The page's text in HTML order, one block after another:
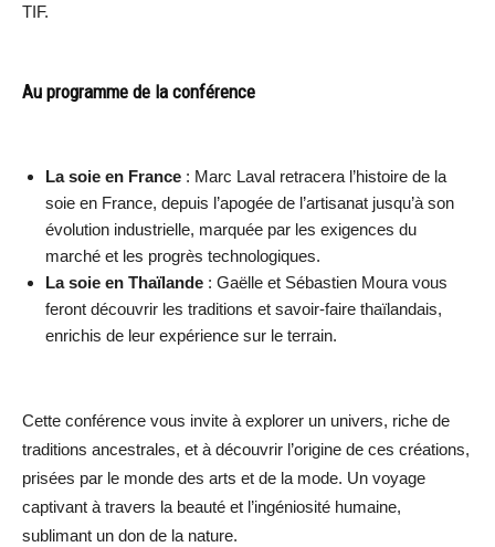
TIF.
Au programme de la conférence
La soie en France : Marc Laval retracera l’histoire de la
soie en France, depuis l’apogée de l’artisanat jusqu’à son
évolution industrielle, marquée par les exigences du
marché et les progrès technologiques.
La soie en Thaïlande : Gaëlle et Sébastien Moura vous
feront découvrir les traditions et savoir-faire thaïlandais,
enrichis de leur expérience sur le terrain.
Cette conférence vous invite à explorer un univers, riche de
traditions ancestrales, et à découvrir l’origine de ces créations,
prisées par le monde des arts et de la mode. Un voyage
captivant à travers la beauté et l’ingéniosité humaine,
sublimant un don de la nature.